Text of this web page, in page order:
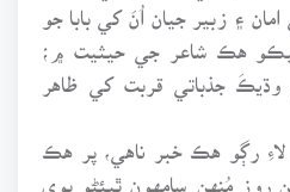
۽ زبير جيان اُنَ کي بابا جو
هڪ شاعر جي حيثيت ۾؛
وڌيڪَ جذباتي قربت کي ظاهر
رڳو هڪ خبر ناهي، پر هڪ
روز مُنهن سامهون ٿيئڻو پوي